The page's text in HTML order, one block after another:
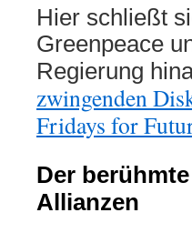
Hier schließt
Greenpeace
Regierung
zwingenden
Fridays for
Der
Allianzen